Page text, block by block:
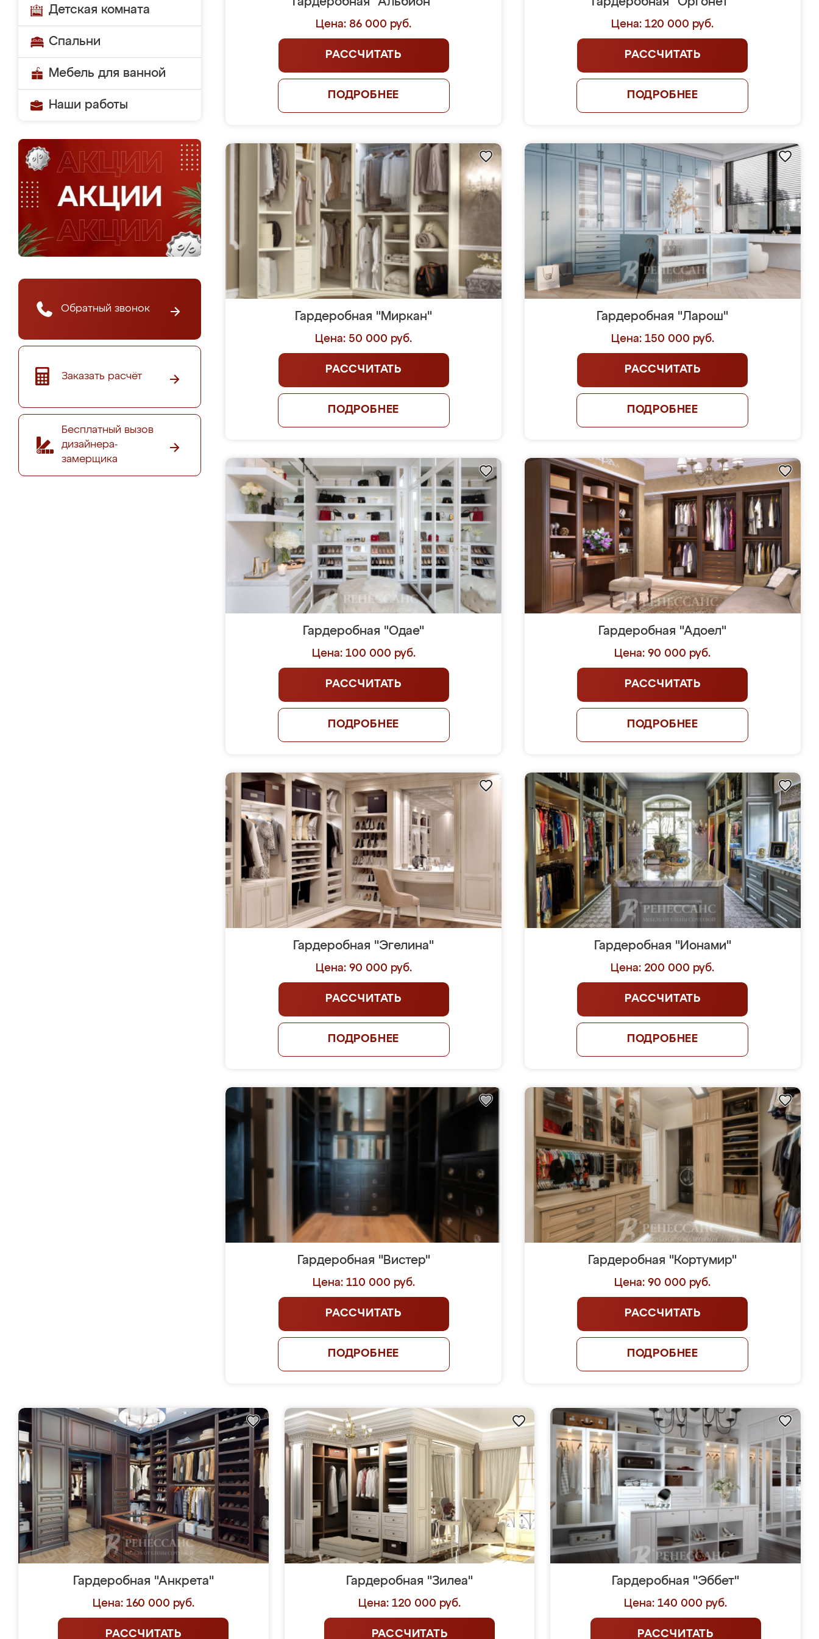
Детская комната
Спальни
Мебель для ванной
Наши работы
Обратный звонок
Заказать расчёт
Бесплатный вызов
дизайнера-
замерщика
Цена: 86 000 руб.
РАССЧИТАТЬ
ПОДРОБНЕЕ
Цена: 120 000 руб.
РАССЧИТАТЬ
ПОДРОБНЕЕ
Гардеробная "Миркан"
Цена: 50 000 руб.
РАССЧИТАТЬ
ПОДРОБНЕЕ
Гардеробная "Ларош"
Цена: 150 000 руб.
РАССЧИТАТЬ
ПОДРОБНЕЕ
Гардеробная "Одае"
Цена: 100 000 руб.
РАССЧИТАТЬ
ПОДРОБНЕЕ
Гардеробная "Адоел"
Цена: 90 000 руб.
РАССЧИТАТЬ
ПОДРОБНЕЕ
Гардеробная "Эгелина"
Цена: 90 000 руб.
РАССЧИТАТЬ
ПОДРОБНЕЕ
Гардеробная "Ионами"
Цена: 200 000 руб.
РАССЧИТАТЬ
ПОДРОБНЕЕ
Гардеробная "Вистер"
Цена: 110 000 руб.
РАССЧИТАТЬ
ПОДРОБНЕЕ
Гардеробная "Кортумир"
Цена: 90 000 руб.
РАССЧИТАТЬ
ПОДРОБНЕЕ
Гардеробная "Анкрета"
Цена: 160 000 руб.
РАССЧИТАТЬ
Гардеробная "Зилеа"
Цена: 120 000 руб.
РАССЧИТАТЬ
Гардеробная "Эббет"
Цена: 140 000 руб.
РАССЧИТАТЬ